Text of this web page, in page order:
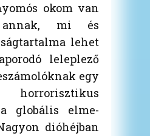
okom van
annak, mi és
lehet
leleplező
egy
globális elme-
dióhéjban